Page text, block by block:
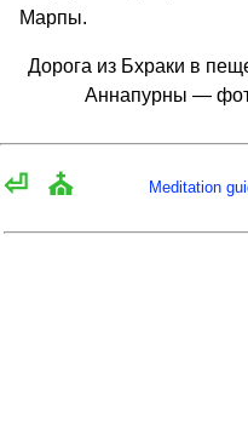
Марпы.
Дорога из Бхраки в
Аннапурны —
⏎ ⛪ Meditation